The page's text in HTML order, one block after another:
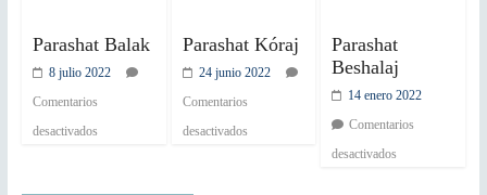
Parashat Balak
8 julio 2022
Comentarios
desactivados
Parashat Kóraj
24 junio 2022
Comentarios
desactivados
Parashat
Beshalaj
14 enero 2022
Comentarios
desactivados